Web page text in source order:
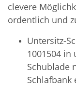
clevere
ordentlich und
Untersitz-
1001504 in
Schublade
Schlafbank